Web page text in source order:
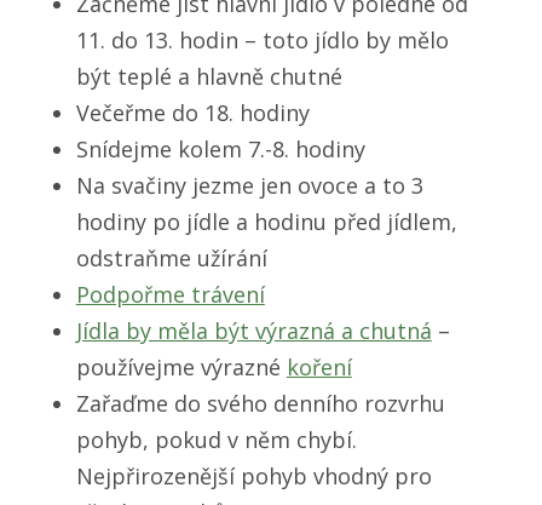
11. do 13. hodin – toto jídlo by mělo
být teplé a hlavně chutné
Večeřme do 18. hodiny
Snídejme kolem 7.-8. hodiny
Na svačiny jezme jen ovoce a to 3
hodiny po jídle a hodinu před jídlem,
odstraňme užírání
Podpořme trávení
Jídla by měla být výrazná a chutná –
používejme výrazné koření
Zařaďme do svého denního rozvrhu
pohyb, pokud v něm chybí.
Nejpřirozenější pohyb vhodný pro